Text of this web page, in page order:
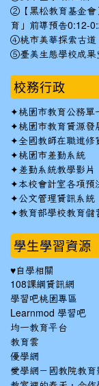
②【黑松教育基金會
育」前導預告0:12-
④桃市美華探索古
⑤臺美生態學校成果
校務行政
✦桃園市教育公務單
✦桃園市教育資源發
✦全國教師在職進修
✦桃園市差勤系統
✦ 差勤系統教學影片
✦本校會計室各項預
✦公文管理資訊系統
✦教育部學校教育儲
學生學習資源
♥自學相關
108課綱資訊網
學習吧桃園專區
Learnmod 學習吧
均一教育平台
教育雲
優學網
愛學網－國教院教育